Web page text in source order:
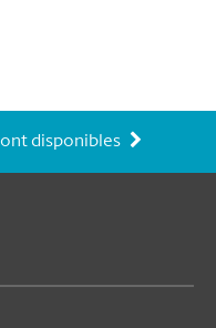
disponibles